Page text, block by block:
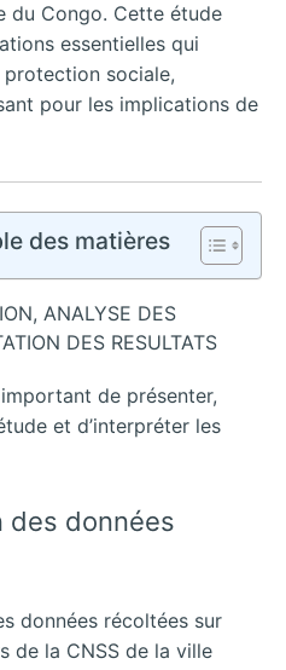
du Congo. Cette étude
essentielles qui
sociale,
pour les implications de
des matières
ANALYSE DES
DES RESULTATS
de présenter,
et d’interpréter les
des données
données récoltées sur
de la CNSS de la ville